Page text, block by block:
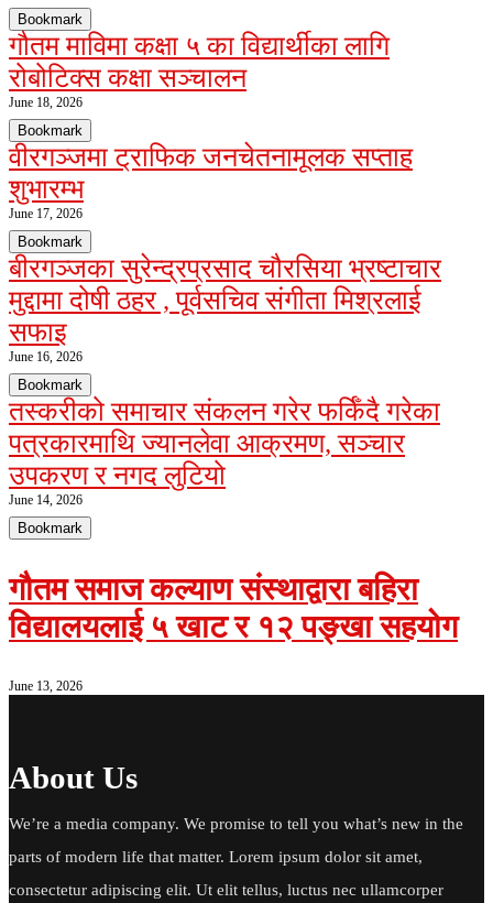
Bookmark
गौतम माविमा कक्षा ५ का विद्यार्थीका लागि
रोबोटिक्स कक्षा सञ्चालन
June 18, 2026
Bookmark
वीरगञ्जमा ट्राफिक जनचेतनामूलक सप्ताह
शुभारम्भ
June 17, 2026
Bookmark
बीरगञ्जका सुरेन्द्रप्रसाद चौरसिया भ्रष्टाचार
मुद्दामा दोषी ठहर , पूर्वसचिव संगीता मिश्रलाई
सफाइ
June 16, 2026
Bookmark
तस्करीको समाचार संकलन गरेर फर्किँदै गरेका
पत्रकारमाथि ज्यानलेवा आक्रमण, सञ्चार
उपकरण र नगद लुटियो
June 14, 2026
Bookmark
गौतम समाज कल्याण संस्थाद्वारा बहिरा
विद्यालयलाई ५ खाट र १२ पङ्खा सहयोग
June 13, 2026
About Us
We’re a media company. We promise to tell you what’s new in the
parts of modern life that matter. Lorem ipsum dolor sit amet,
consectetur adipiscing elit. Ut elit tellus, luctus nec ullamcorper